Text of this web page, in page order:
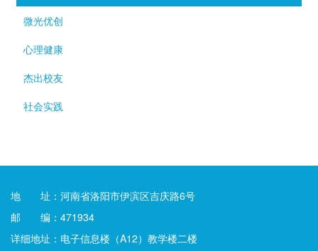
微光优创
心理健康
杰出校友
社会实践
地 址：河南省洛阳市伊滨区吉庆路6号
邮 编：471934
详细地址：电子信息楼（A12）教学楼二楼